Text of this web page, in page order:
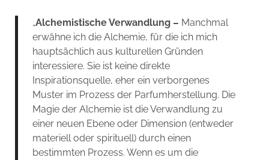
„Alchemistische Verwandlung – Manchmal
erwähne ich die Alchemie, für die ich mich
hauptsächlich aus kulturellen Gründen
interessiere. Sie ist keine direkte
Inspirationsquelle, eher ein verborgenes
Muster im Prozess der Parfumherstellung. Die
Magie der Alchemie ist die Verwandlung zu
einer neuen Ebene oder Dimension (entweder
materiell oder spirituell) durch einen
bestimmten Prozess. Wenn es um die